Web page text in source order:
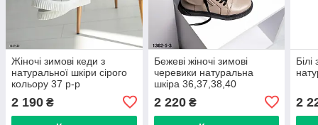
Жіночі зимові кеди з
натуральної шкіри сірого
кольору 37 р-р
2 190 ₴
Бежеві жіночі зимові
черевики натуральна
шкіра 36,37,38,40
2 220₴ 2